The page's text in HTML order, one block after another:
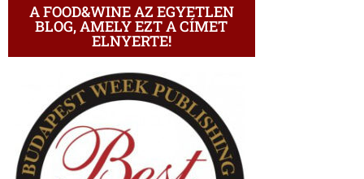
A FOOD&WINE AZ EGYETLEN
BLOG, AMELY EZT A CÍMET
ELNYERTE!